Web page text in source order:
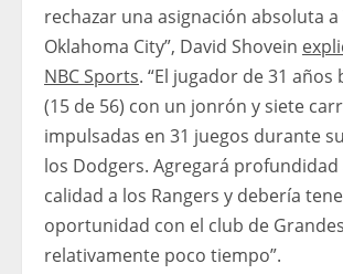
rechazar una asignación absoluta a
Oklahoma City”, David Shovein
NBC Sports. “El jugador de 31 años
(15 de 56) con un jonrón y siete
impulsadas en 31 juegos durante
los Dodgers. Agregará
calidad a los Rangers y debería
oportunidad con el club de
relativamente poco tiempo”.